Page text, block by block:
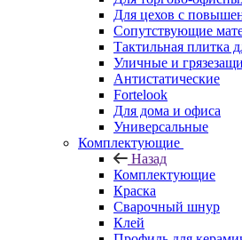
Для цехов с
Сопутствующие
Тактильная плитка
Уличные и
Антистатические
Fortelook
Для дома и офиса
Универсальные
Комплектующие
Назад
Комплектующие
Краска
Сварочный шнур
Клей